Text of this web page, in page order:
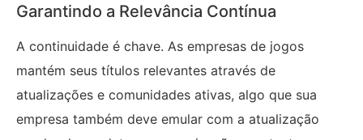
Garantindo a Relevância Contínua
A continuidade é chave. As empresas de jogos
mantém seus títulos relevantes através de
atualizações e comunidades ativas, algo que sua
empresa também deve emular com a atualização